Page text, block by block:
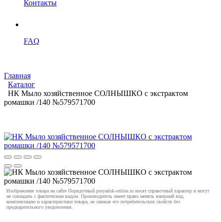
Контакты
FAQ
Главная
Каталог
НК Мыло хозяйственное СОЛНЫШКО с экстрактом
ромашки /140 №579571700
Изображения товара на сайте Порядочный poryadok-online.ru носят справочный характер и могут
не совпадать с фактическим видом. Производитель имеет право менять внешний вид,
комплектацию и характеристики товара, не снижая его потребительских свойств без
предварительного уведомления.